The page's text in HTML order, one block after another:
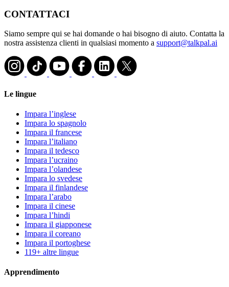
CONTATTACI
Siamo sempre qui se hai domande o hai bisogno di aiuto. Contatta la
nostra assistenza clienti in qualsiasi momento a support@talkpal.ai
Le lingue
Impara l’inglese
Impara lo spagnolo
Impara il francese
Impara l’italiano
Impara il tedesco
Impara l’ucraino
Impara l’olandese
Impara lo svedese
Impara il finlandese
Impara l’arabo
Impara il cinese
Impara l’hindi
Impara il giapponese
Impara il coreano
Impara il portoghese
119+ altre lingue
Apprendimento